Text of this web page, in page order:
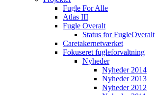
Fugle For Alle
Atlas III
Fugle Overalt
Status for FugleOveralt
Caretakernetværket
Fokuseret fugleforvaltning
Nyheder
Nyheder 2014
Nyheder 2013
Nyheder 2012